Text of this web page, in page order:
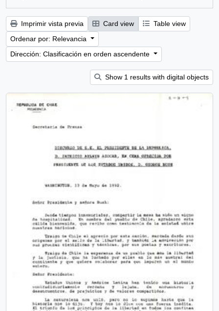
Imprimir vista previa Card view
Table view
Ordenar por: Relevancia
Dirección: Clasificación en orden ascendente
Show 1 results with digital objects